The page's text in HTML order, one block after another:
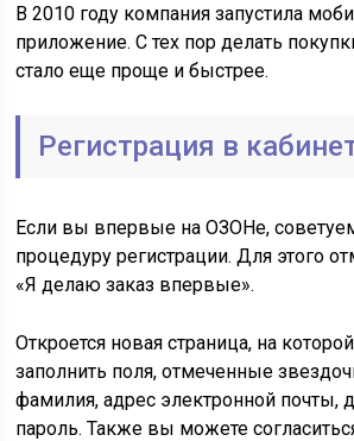
В 2010 году компания запустила
приложение. С тех пор делать
стало еще проще и быстрее.
Регистрация в
Если вы впервые на ОЗОНе,
процедуру регистрации. Для этого
«Я делаю заказ впервые».
Откроется новая страница, на
заполнить поля, отмеченные
фамилия, адрес электронной почты,
пароль. Также вы можете